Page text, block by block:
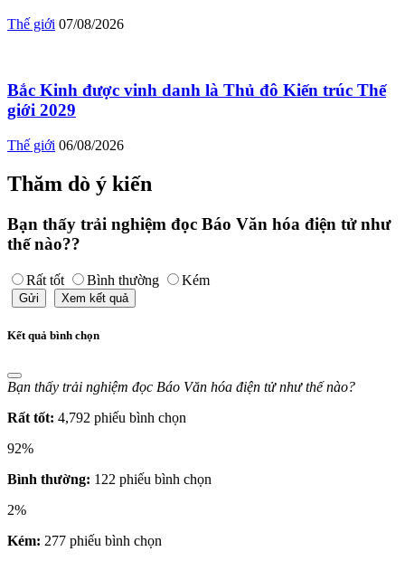
Thế giới 07/08/2026
Bắc Kinh được vinh danh là Thủ đô Kiến trúc Thế
giới 2029
Thế giới 06/08/2026
Thăm dò ý kiến
Bạn thấy trải nghiệm đọc Báo Văn hóa điện tử như
thế nào??
Rất tốt Bình thường Kém
Gửi Xem kết quả
Kết quả bình chọn
Bạn thấy trải nghiệm đọc Báo Văn hóa điện tử như thế nào?
Rất tốt: 4,792 phiếu bình chọn
92%
Bình thường: 122 phiếu bình chọn
2%
Kém: 277 phiếu bình chọn